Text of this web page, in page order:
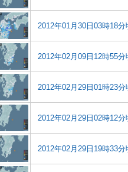
2012年01月30日03時18分
2012年02月09日12時55分
2012年02月29日01時23分
2012年02月29日02時12分
2012年02月29日19時33分